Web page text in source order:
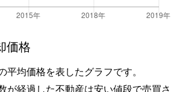
価格
平均価格を表したグラフです。
が経過した不動産は安い値段で売買さ